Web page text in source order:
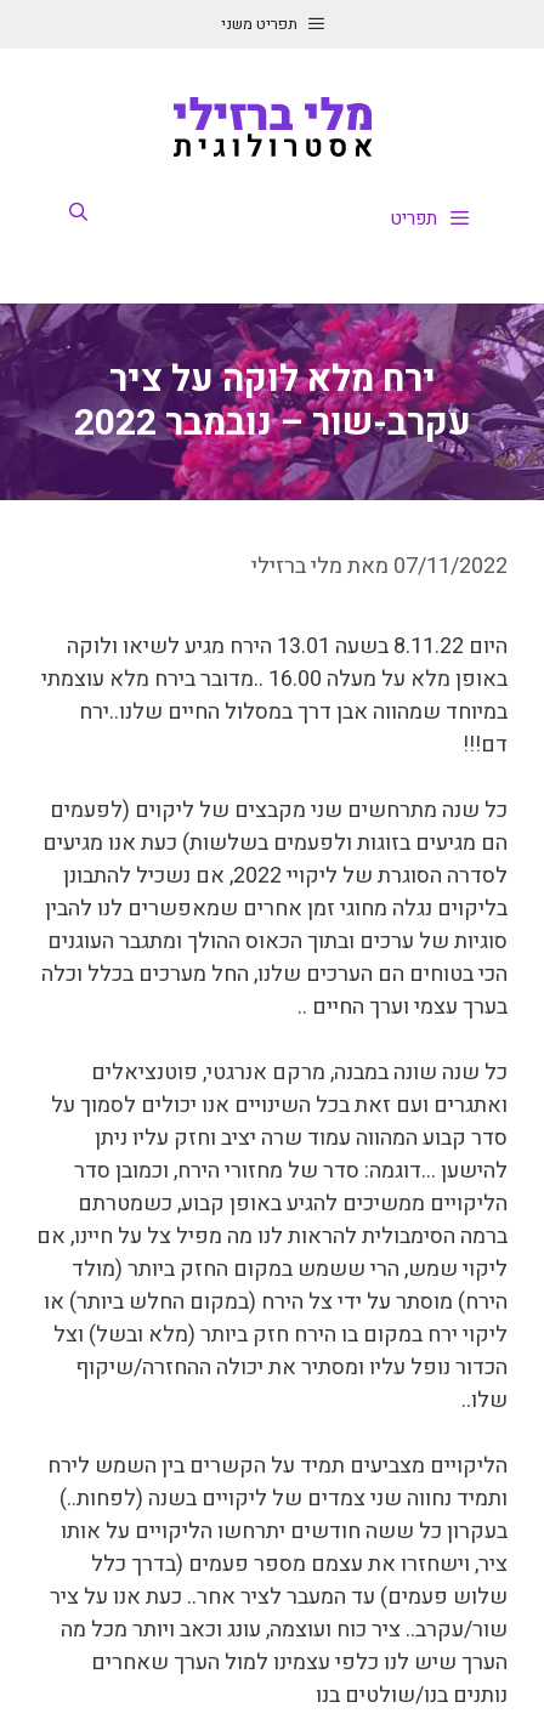
תפריט משני
תפריט
ירח מלא לוקה על ציר
עקרב-שור – נובמבר 2022
07/11/2022 מאתמלי ברזילי
היום 8.11.22 בשעה 13.01 הירח מגיע לשיאו ולוקה
באופן מלא על מעלה 16.00 ..מדובר בירח מלא עוצמתי
במיוחד שמהווה אבן דרך במסלול החיים שלנו..ירח
דם!!!
כל שנה מתרחשים שני מקבצים של ליקוים (לפעמים
הם מגיעים בזוגות ולפעמים בשלשות) כעת אנו מגיעים
לסדרה הסוגרת של ליקויי 2022, אם נשכיל להתבונן
בליקוים נגלה מחוגי זמן אחרים שמאפשרים לנו להבין
סוגיות של ערכים ובתוך הכאוס ההולך ומתגבר העוגנים
הכי בטוחים הם הערכים שלנו, החל מערכים בכלל וכלה
בערך עצמי וערך החיים ..
כל שנה שונה במבנה, מרקם אנרגטי, פוטנציאלים
ואתגרים ועם זאת בכל השינויים אנו יכולים לסמוך על
סדר קבוע המהווה עמוד שרה יציב וחזק עליו ניתן
להישען …דוגמה: סדר של מחזורי הירח, וכמובן סדר
הליקויים ממשיכים להגיע באופן קבוע, כשמטרתם
ברמה הסימבולית להראות לנו מה מפיל צל על חיינו, אם
ליקוי שמש, הרי ששמש במקום החזק ביותר (מולד
הירח) מוסתר על ידי צל הירח (במקום החלש ביותר) או
ליקוי ירח במקום בו הירח חזק ביותר (מלא ובשל) וצל
הכדור נופל עליו ומסתיר את יכולה ההחזרה/שיקוף
שלו..
הליקויים מצביעים תמיד על הקשרים בין השמש לירח
ותמיד נחווה שני צמדים של ליקויים בשנה (לפחות..)
בעקרון כל ששה חודשים יתרחשו הליקויים על אותו
ציר, וישחזרו את עצמם מספר פעמים (בדרך כלל
שלוש פעמים) עד המעבר לציר אחר.. כעת אנו על ציר
שור/עקרב.. ציר כוח ועוצמה, עונג וכאב ויותר מכל מה
הערך שיש לנו כלפי עצמינו למול הערך שאחרים
נותנים בנו/שולטים בנו